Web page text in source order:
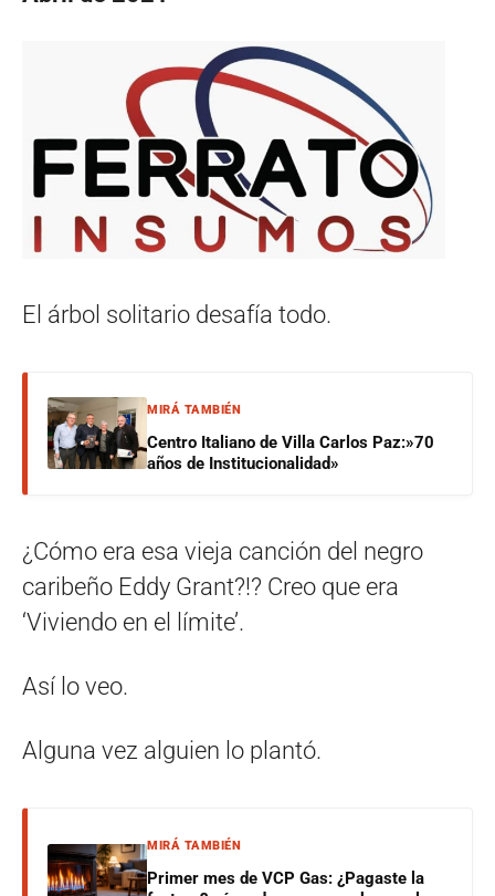
El árbol solitario desafía todo.
MIRÁ TAMBIÉN
Centro Italiano de Villa Carlos Paz:»70
años de Institucionalidad»
¿Cómo era esa vieja canción del negro
caribeño Eddy Grant?!? Creo que era
‘Viviendo en el límite’.
Así lo veo.
Alguna vez alguien lo plantó.
MIRÁ TAMBIÉN
Primer mes de VCP Gas: ¿Pagaste la